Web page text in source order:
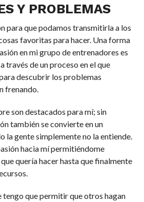
Y PROBLEMAS
para que podamos transmitirla a los
favoritas para hacer. Una forma
en mi grupo de entrenadores es
través de un proceso en el que
descubrir los problemas
frenando.
son destacados para mí; sin
también se convierte en un
la gente simplemente no la entiende.
hacia mí permitiéndome
quería hacer hasta que finalmente
tengo que permitir que otros hagan